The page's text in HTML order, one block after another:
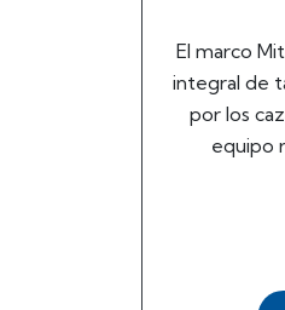
El marco
integral de
por los
equipo